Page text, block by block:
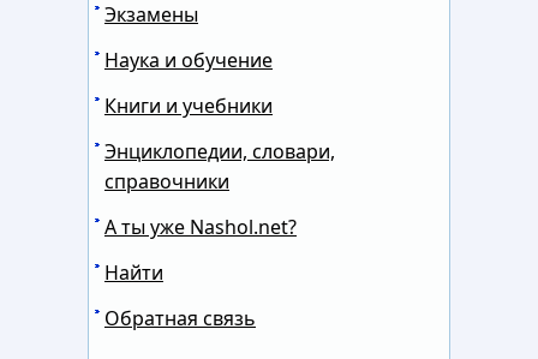
Экзамены
Наука и обучение
Книги и учебники
Энциклопедии, словари,
справочники
А ты уже Nashol.net?
Найти
Обратная связь